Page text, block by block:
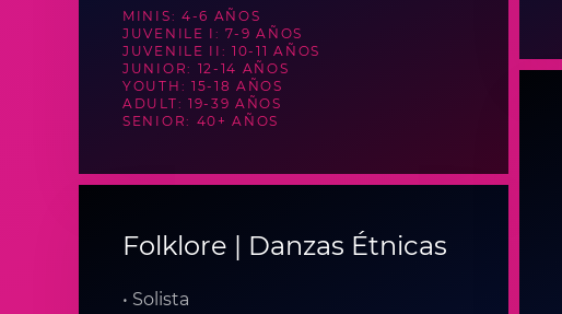
MINIS: 4-6 AÑOS
JUVENILE I: 7-9 AÑOS
JUVENILE II: 10-11 AÑOS
JUNIOR: 12-14 AÑOS
YOUTH: 15-18 AÑOS
ADULT: 19-39 AÑOS
SENIOR: 40+ AÑOS
Folklore | Danzas Étnicas
• Solista